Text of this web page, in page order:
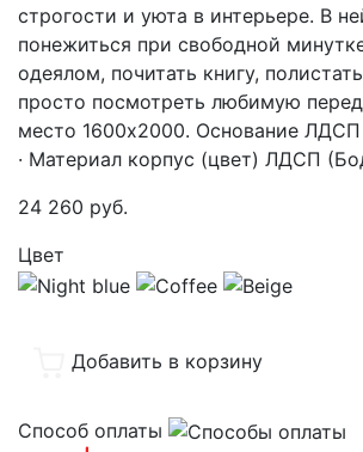
строгости и уюта в интерьере. В
понежиться при свободной
одеялом, почитать книгу,
просто посмотреть любимую
место 1600х2000. Основание ЛДСП
· Материал корпус (цвет) ЛДСП
24 260 руб.
Цвет
Добавить в корзину
Способ оплаты